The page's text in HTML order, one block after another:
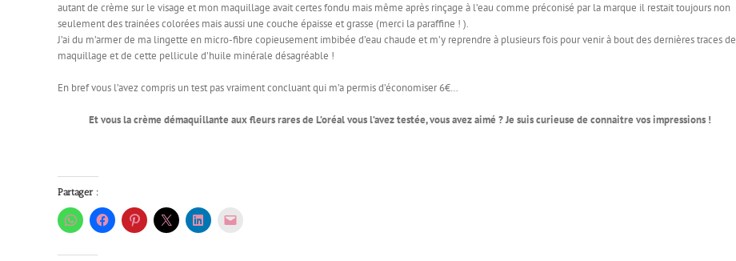
autant de crème sur le visage et mon maquillage avait certes fondu mais même après rinçage à l’eau comme préconisé par la marque il restait toujours non
seulement des trainées colorées mais aussi une couche épaisse et grasse (merci la paraffine ! ).
J’ai du m’armer de ma lingette en micro-fibre copieusement imbibée d’eau chaude et m’y reprendre à plusieurs fois pour venir à bout des dernières traces de
maquillage et de cette pellicule d’huile minérale désagréable !
En bref vous l’avez compris un test pas vraiment concluant qui m’a permis d’économiser 6€…
Et vous la crème démaquillante aux fleurs rares de L’oréal vous l’avez testée, vous avez aimé ? Je suis curieuse de connaitre vos impressions !
Partager :